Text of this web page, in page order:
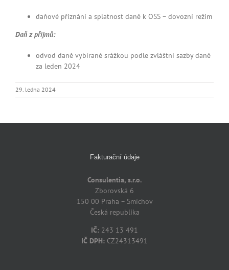
daňové přiznání a splatnost daně k OSS – dovozní režim
Daň z příjmů:
odvod daně vybírané srážkou podle zvláštní sazby daně
za leden 2024
29. ledna 2024
Fakturační údaje
Consulentia, s.r.o.
Zborovská 6
150 00 Praha – Smíchov
Česká republika
IČ: 243 13 491
IČ DPH: CZ24313491